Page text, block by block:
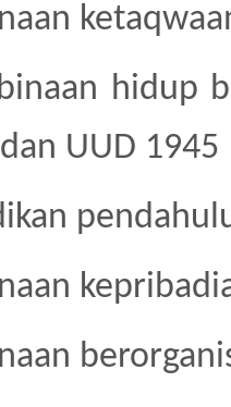
hidup
UUD 1945